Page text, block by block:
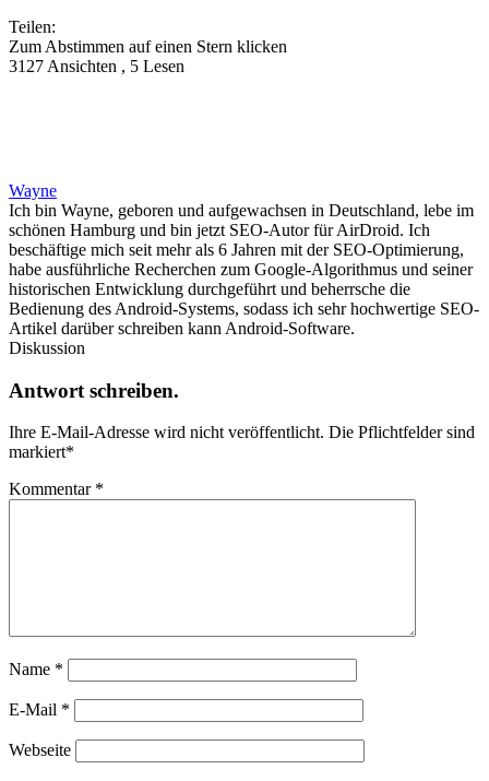
Teilen:
Zum Abstimmen auf einen Stern klicken
3127 Ansichten , 5 Lesen
Wayne
Ich bin Wayne, geboren und aufgewachsen in Deutschland, lebe im
schönen Hamburg und bin jetzt SEO-Autor für AirDroid. Ich
beschäftige mich seit mehr als 6 Jahren mit der SEO-Optimierung,
habe ausführliche Recherchen zum Google-Algorithmus und seiner
historischen Entwicklung durchgeführt und beherrsche die
Bedienung des Android-Systems, sodass ich sehr hochwertige SEO-
Artikel darüber schreiben kann Android-Software.
Diskussion
Antwort schreiben.
Ihre E-Mail-Adresse wird nicht veröffentlicht. Die Pflichtfelder sind
markiert*
Kommentar *
Name *
E-Mail *
Webseite